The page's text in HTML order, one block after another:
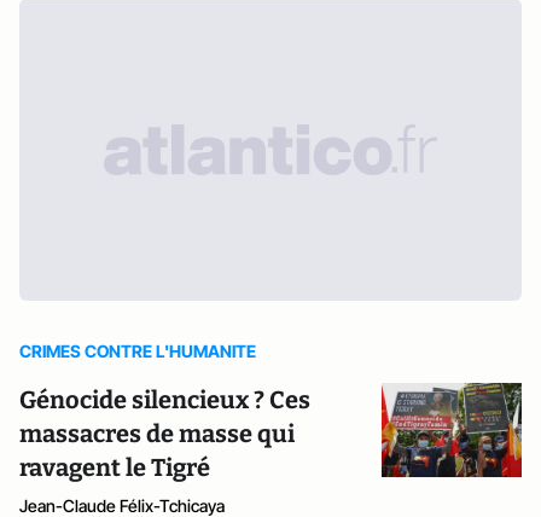
CRIMES CONTRE L'HUMANITE
Génocide silencieux ? Ces
massacres de masse qui
ravagent le Tigré
Jean-Claude Félix-Tchicaya